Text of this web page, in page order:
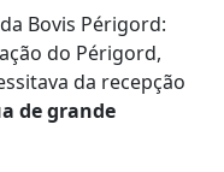
Bovis Périgord:
do Périgord,
da recepção
de grande